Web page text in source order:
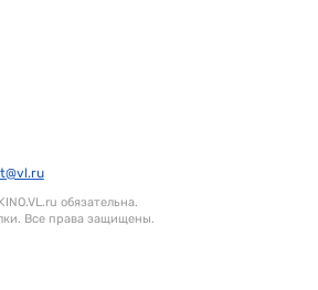
обязательна.
Все права защищены.